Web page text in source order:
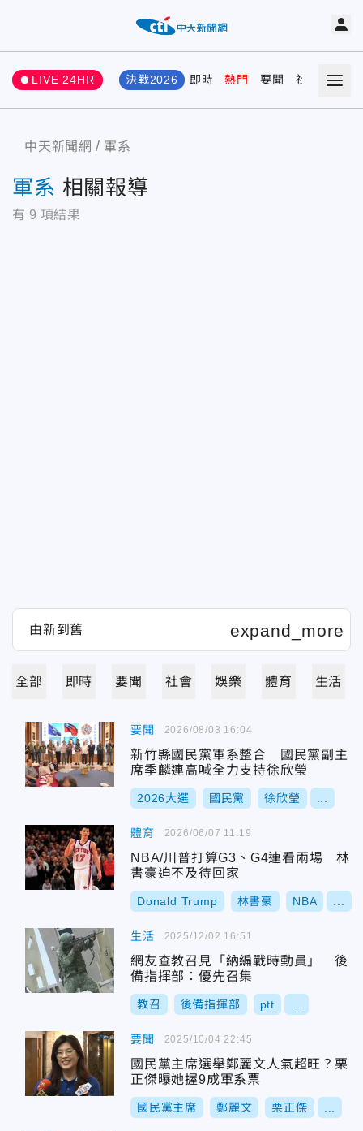
LIVE 24HR 決戰2026 即時 熱門 要聞 社會 娛樂
中天新聞網 軍系
軍系 相關報導
有 9 項結果
全部 即時 要聞 社會 娛樂 體育 生活
要聞
新竹縣國民黨軍系整合 國民黨副主
席季麟連高喊全力支持徐欣瑩
2026大選 國民黨 徐欣瑩
2026/08/03 16:04
體育
NBA/川普打算G3、G4連看兩場 林
書豪迫不及待回家
Donald Trump 林書豪 NBA
2026/06/07 11:19
生活
網友查教召見「納編戰時動員」 後
備指揮部：優先召集
教召 後備指揮部 ptt
2025/12/02 16:51
要聞
國民黨主席選舉鄭麗文人氣超旺？栗
正傑曝她握9成軍系票
國民黨主席 鄭麗文 栗正傑
2025/10/04 22:45